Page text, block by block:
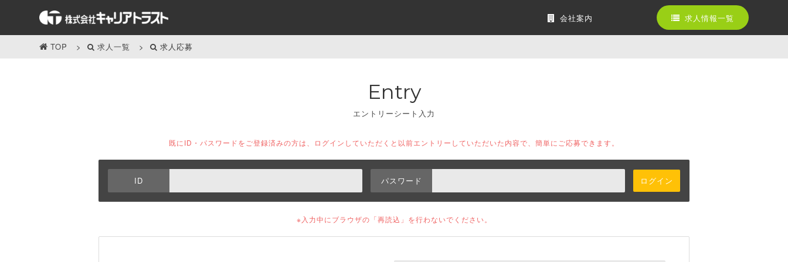
会社案内 求人情報一覧
TOP 求人一覧 求人応募
Entry
エントリーシート入力
既にID・パスワードをご登録済みの方は、ログインしていただくと以前エントリーしていただいた内容で、簡単にご応募できます。
ID パスワード
※入力中にブラウザの「再読込」を行わないでください。